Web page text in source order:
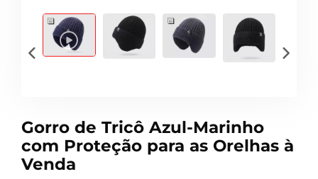
Gorro de Tricô Azul-Marinho
com Proteção para as Orelhas à
Venda